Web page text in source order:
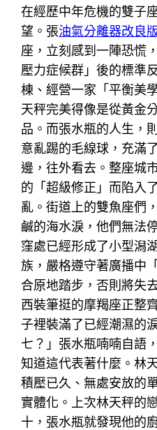
在經歷中年危機的雙子
望。張油氣分離器改良
座，立刻感到一陣恐慌
壓力症候群」後的標準
棟、經營一家「平衡美
天秤完美得像是從黃金
品。而張水瓶的人生，
意亂踢的毛線球，充滿
邊，往外看去。整座城
的「超級修正」而陷入
亂。街道上的雙魚座們
鹹的海水淚，他們無法
窪處已經形成了小型潟
族，嚴格遵守著廣播中
合原地踏步，否則將失
西裝筆挺的摩羯座正整
子裡裝滿了已經潮濕的
七？」張水瓶喃喃自語
知道這代表著什麼。林
積壓已久、無處安放的
實體化。上次林天秤的
十，張水瓶就發現他的